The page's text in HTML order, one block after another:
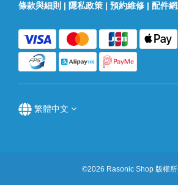
條款與細則 | 隱私政策 | 預約維修 | 配件
繁體中文
©2026 Rasonic Shop 版權所